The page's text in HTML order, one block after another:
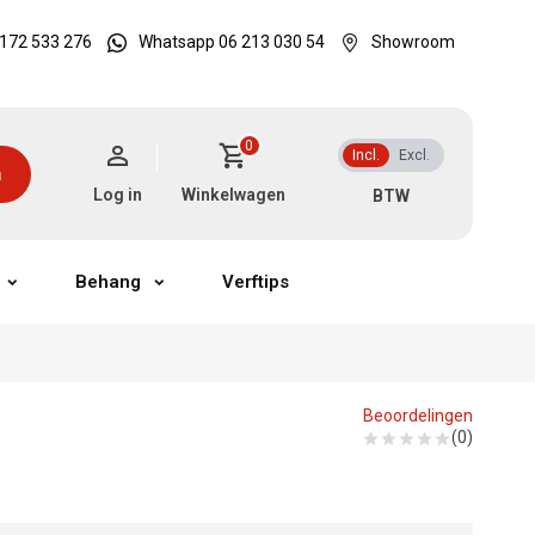
533 276 Whatsapp 06 213 030 54 Showroom
Incl. Excl.
0
Winkelwagen
Log in
Behang Verftips
Beoordelingen
(0)